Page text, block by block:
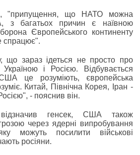
"припущення, що НАТО можна
з багатьох причин є наївною
Європейського континенту
спрацює".
зараз ідеться не просто про
і Росією. Відбувається
США це розуміють, європейська
Китай, Північна Корея, Іран -
- пояснив він.
генсек, США також
через ядерні випробування
можуть посилити військові
росіяни.